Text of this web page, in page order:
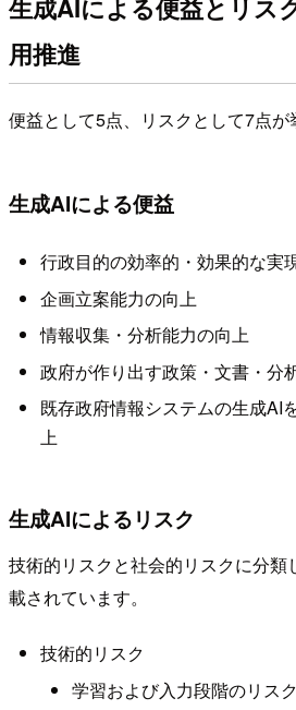
生成AIによる便益とリス
用推進
便益として5点、リスクとして7点が
生成AIによる便益
行政目的の効率的・効果的な実
企画立案能力の向上
情報収集・分析能力の向上
政府が作り出す政策・文書・分
既存政府情報システムの生成AI
上
生成AIによるリスク
技術的リスクと社会的リスクに分類
載されています。
技術的リスク
学習および入力段階のリスク